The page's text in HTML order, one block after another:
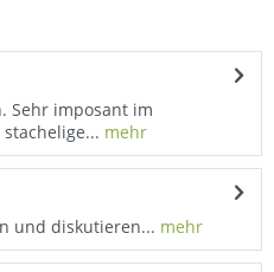
Sehr imposant im
mehr
und diskutieren... mehr